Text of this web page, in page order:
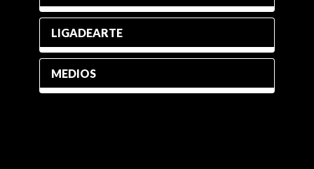
LIGADEARTE
MEDIOS